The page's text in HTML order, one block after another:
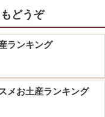
どうぞ
ランキング
メお土産ランキング